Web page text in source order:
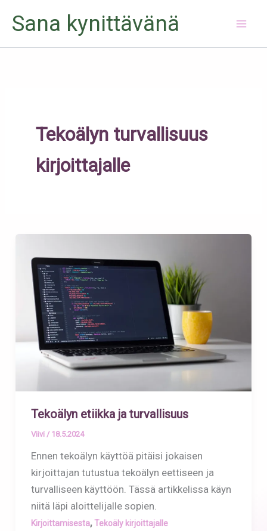
sisältöön
Sana kynittävänä
Tekoälyn turvallisuus
kirjoittajalle
Tekoälyn etiikka ja turvallisuus
Viivi / 18.5.2024
Ennen tekoälyn käyttöä pitäisi jokaisen
kirjoittajan tutustua tekoälyn eettiseen ja
turvalliseen käyttöön. Tässä artikkelissa käyn
niitä läpi aloittelijalle sopien.
Kirjoittamisesta,Tekoäly kirjoittajalle